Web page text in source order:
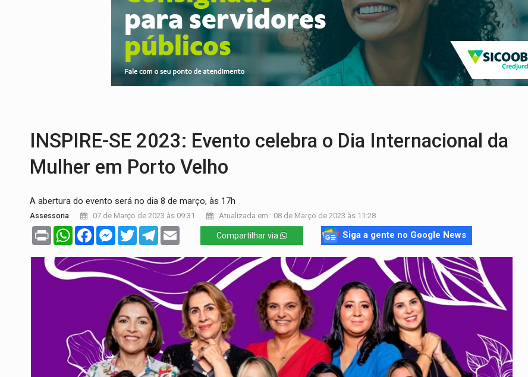
PREVISÃO: Porto Velho tem chances de chuvas isoladas nesta sexta-feira (7)
SINDICATOS UNIDOS: Assembleia Geral delibera greve da educação municipal em Porto Velho
PROCESSO SELETIVO:Rondoniaovivo abre oficina de Comunicação com oportunidade de integrar equipe
AGOSTO LILÁS:MPRO lança de portal e promove reflexão sobre trajetória da Lei Maria da Penha
INSPIRE-SE 2023: Evento celebra o Dia Internacional da
Mulher em Porto Velho
A abertura do evento será no dia 8 de março, às 17h
Assessoria 07 de Março de 2023 às 09:31 Atualizada em : 08 de Março de 2023 às 11:28
Print WhatsAppFacebookMessenger
TwitterTelegram Compartilhar via Siga a gente no Google News